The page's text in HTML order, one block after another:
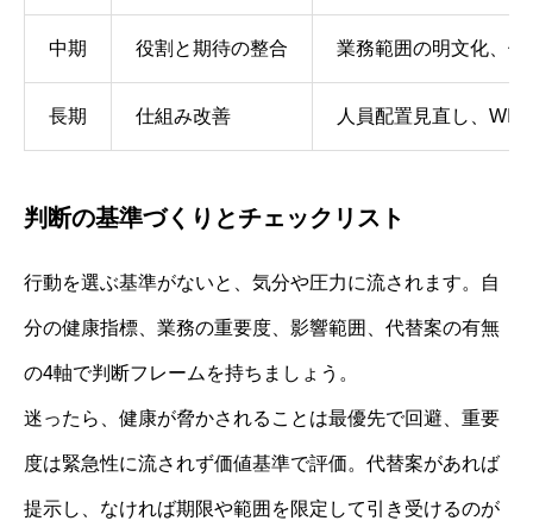
中期 役割と期待の整合 業務範囲の明文化、
長期 仕組み改善 人員配置見直し、WIP
判断の基準づくりとチェックリスト
行動を選ぶ基準がないと、気分や圧力に流されます。自
分の健康指標、業務の重要度、影響範囲、代替案の有無
の4軸で判断フレームを持ちましょう。
迷ったら、健康が脅かされることは最優先で回避、重要
度は緊急性に流されず価値基準で評価。代替案があれば
提示し、なければ期限や範囲を限定して引き受けるのが